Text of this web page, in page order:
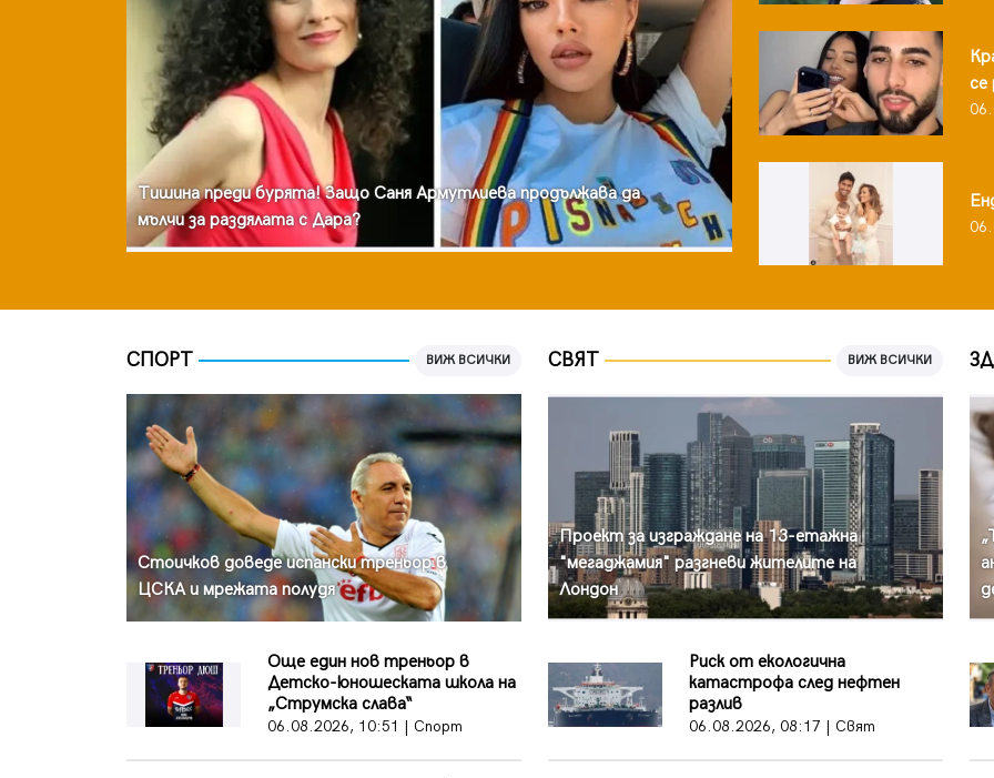
Тишина преди бурята! Защо Саня Армутлиева продължава да
мълчи за раздялата с Дара?
се
СПОРТ ВИЖ ВСИЧКИ
Стоичков доведе испански треньор в
ЦСКА и мрежата полудя
Още един нов треньор в
Детско-юношеската школа на
„Струмска слава“
06.08.2026, 10:51 | Спорт
СВЯТ ВИЖ ВСИЧКИ
Проект за изграждане на 13-етажна
"мегаджамия" разгневи жителите на
Лондон
Риск от екологична
катастрофа след нефтен
разлив
06.08.2026, 08:17 | Свят